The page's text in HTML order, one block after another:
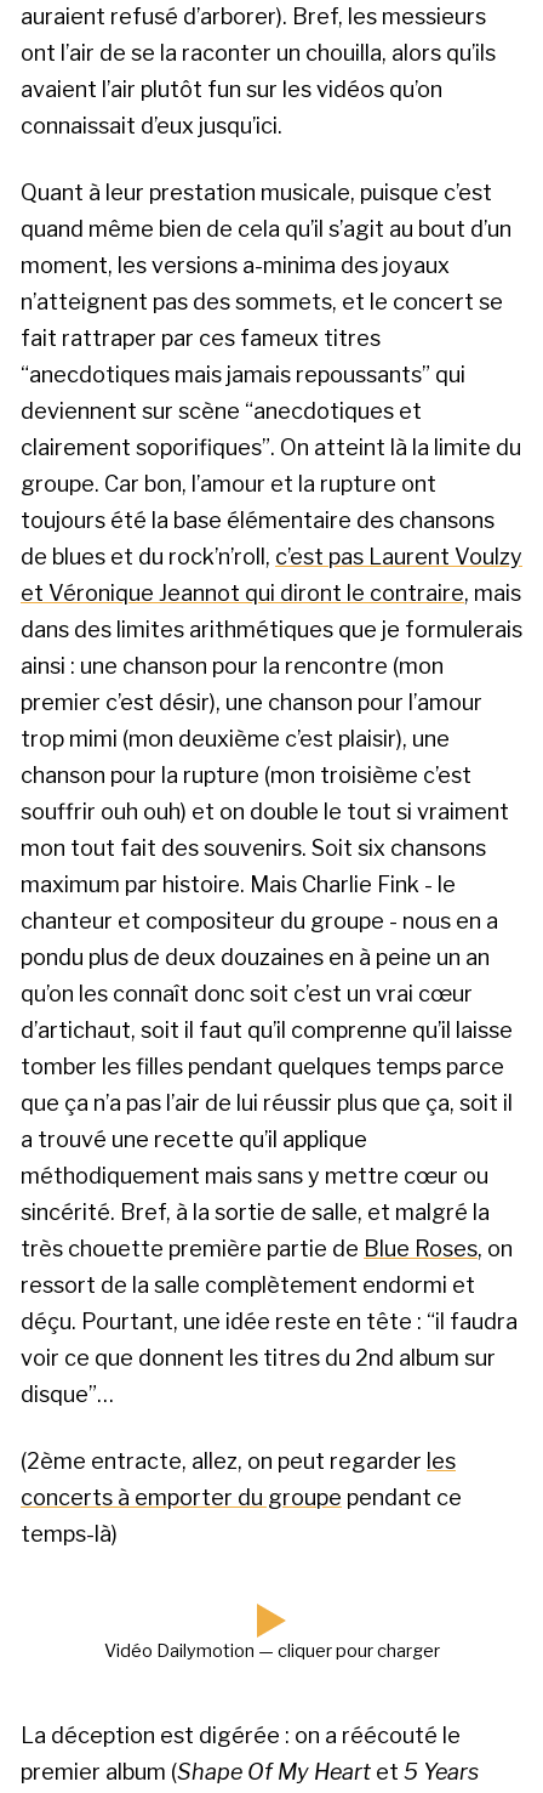
auraient refusé d’arborer). Bref, les messieurs
ont l’air de se la raconter un chouilla, alors qu’ils
avaient l’air plutôt fun sur les vidéos qu’on
connaissait d’eux jusqu’ici.
Quant à leur prestation musicale, puisque c’est
quand même bien de cela qu’il s’agit au bout d’un
moment, les versions a-minima des joyaux
n’atteignent pas des sommets, et le concert se
fait rattraper par ces fameux titres
“anecdotiques mais jamais repoussants” qui
deviennent sur scène “anecdotiques et
clairement soporifiques”. On atteint là la limite du
groupe. Car bon, l’amour et la rupture ont
toujours été la base élémentaire des chansons
de blues et du rock’n’roll, c’est pas Laurent Voulzy
et Véronique Jeannot qui diront le contraire, mais
dans des limites arithmétiques que je formulerais
ainsi : une chanson pour la rencontre (mon
premier c’est désir), une chanson pour l’amour
trop mimi (mon deuxième c’est plaisir), une
chanson pour la rupture (mon troisième c’est
souffrir ouh ouh) et on double le tout si vraiment
mon tout fait des souvenirs. Soit six chansons
maximum par histoire. Mais Charlie Fink - le
chanteur et compositeur du groupe - nous en a
pondu plus de deux douzaines en à peine un an
qu’on les connaît donc soit c’est un vrai cœur
d’artichaut, soit il faut qu’il comprenne qu’il laisse
tomber les filles pendant quelques temps parce
que ça n’a pas l’air de lui réussir plus que ça, soit il
a trouvé une recette qu’il applique
méthodiquement mais sans y mettre cœur ou
sincérité. Bref, à la sortie de salle, et malgré la
très chouette première partie de Blue Roses, on
ressort de la salle complètement endormi et
déçu. Pourtant, une idée reste en tête : “il faudra
voir ce que donnent les titres du 2nd album sur
disque”…
(2ème entracte, allez, on peut regarder les
concerts à emporter du groupe pendant ce
temps-là)
Vidéo Dailymotion — cliquer pour charger
La déception est digérée : on a réécouté le
premier album (Shape Of My Heart et 5 Years